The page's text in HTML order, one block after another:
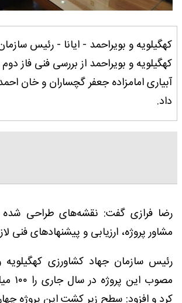
کهگیلویه و بویراحمد - ایانا - رئیس
کهگیلویه و بویراحمد از بررسی فنی فاز
آبیاری امامزاده جعفر گچساران و خان
داد.
رضا فرازی گفت: نقشه‌های طراحی
مشاور پروژه، ارزیابی و پیشنهادهای فنی
رئیس سازمان جهاد کشاورزی کهگیلویه و
مصوب